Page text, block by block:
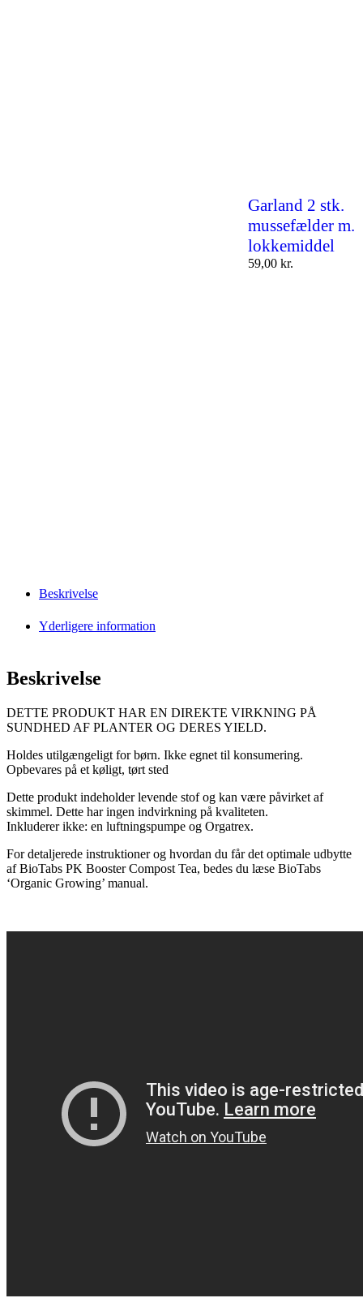
Garland 2 stk.
mussefælder m.
lokkemiddel
59,00 kr.
Beskrivelse
Yderligere information
Beskrivelse
DETTE PRODUKT HAR EN DIREKTE VIRKNING PÅ
SUNDHED AF PLANTER OG DERES YIELD.
Holdes utilgængeligt for børn. Ikke egnet til konsumering.
Opbevares på et køligt, tørt sted
Dette produkt indeholder levende stof og kan være påvirket af
skimmel. Dette har ingen indvirkning på kvaliteten.
Inkluderer ikke: en luftningspumpe og Orgatrex.
For detaljerede instruktioner og hvordan du får det optimale udbytte
af BioTabs PK Booster Compost Tea, bedes du læse BioTabs
‘Organic Growing’ manual.